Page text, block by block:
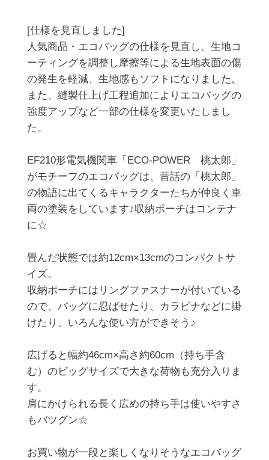
[仕様を見直しました]
人気商品・エコバッグの仕様を見直し、生地コ
ーティングを調整し摩擦等による生地表面の傷
の発生を軽減、生地感もソフトになりました。
また、縫製仕上げ工程追加によりエコバッグの
強度アップなど一部の仕様を変更いたしまし
た。
EF210形電気機関車「ECO-POWER　桃太郎」
がモチーフのエコバッグは、昔話の「桃太郎」
の物語に出てくるキャラクターたちが仲良く車
両の塗装をしています♪収納ポーチはコンテナ
に☆
畳んだ状態では約12cm×13cmのコンパクトサ
イズ。
収納ポーチにはリングファスナーが付いている
ので、バッグに忍ばせたり、カラビナなどに掛
けたり、いろんな使い方ができそう♪
広げると幅約46cm×高さ約60cm（持ち手含
む）のビッグサイズで大きな荷物も充分入りま
す。
肩にかけられる長く広めの持ち手は使いやすさ
もバツグン☆
お買い物が一段と楽しくなりそうなエコバッグ